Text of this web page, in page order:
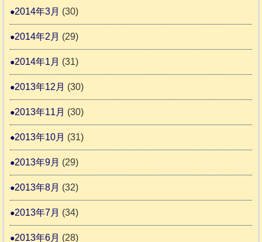
2014年3月 (30)
2014年2月 (29)
2014年1月 (31)
2013年12月 (30)
2013年11月 (30)
2013年10月 (31)
2013年9月 (29)
2013年8月 (32)
2013年7月 (34)
2013年6月 (28)